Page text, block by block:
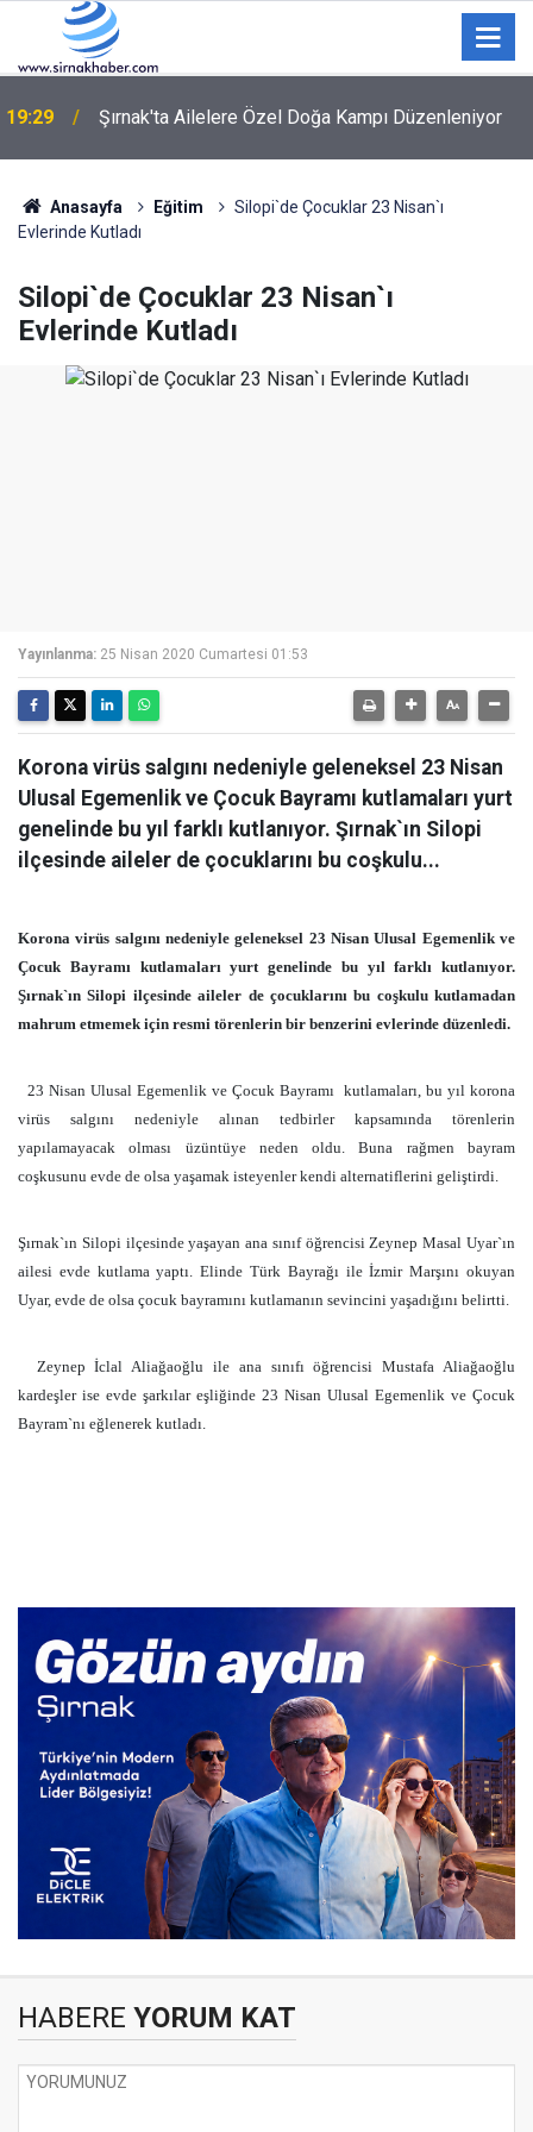
19:29 Şırnak'ta Ailelere Özel Doğa Kampı Düzenleniyor
19:08
Uzmanlardan öğrencilere uyarı: "Tercihleri son güne
bırakmayın"
Anasayfa Eğitim
Silopi`de Çocuklar 23 Nisan`ı
Evlerinde Kutladı
Silopi`de Çocuklar 23 Nisan`ı
Evlerinde Kutladı
Yayınlanma: 25 Nisan 2020 Cumartesi 01:53
Korona virüs salgını nedeniyle geleneksel 23 Nisan
Ulusal Egemenlik ve Çocuk Bayramı kutlamaları yurt
genelinde bu yıl farklı kutlanıyor. Şırnak`ın Silopi
ilçesinde aileler de çocuklarını bu coşkulu...
Korona virüs salgını nedeniyle geleneksel 23 Nisan Ulusal Egemenlik ve
Çocuk Bayramı kutlamaları yurt genelinde bu yıl farklı kutlanıyor.
Şırnak`ın Silopi ilçesinde aileler de çocuklarını bu coşkulu kutlamadan
mahrum etmemek için resmi törenlerin bir benzerini evlerinde düzenledi.
23 Nisan Ulusal Egemenlik ve Çocuk Bayramı kutlamaları, bu yıl korona
virüs salgını nedeniyle alınan tedbirler kapsamında törenlerin
yapılamayacak olması üzüntüye neden oldu. Buna rağmen bayram
coşkusunu evde de olsa yaşamak isteyenler kendi alternatiflerini geliştirdi.
Şırnak`ın Silopi ilçesinde yaşayan ana sınıf öğrencisi Zeynep Masal Uyar`ın
ailesi evde kutlama yaptı. Elinde Türk Bayrağı ile İzmir Marşını okuyan
Uyar, evde de olsa çocuk bayramını kutlamanın sevincini yaşadığını belirtti.
Zeynep İclal Aliağaoğlu ile ana sınıfı öğrencisi Mustafa Aliağaoğlu
kardeşler ise evde şarkılar eşliğinde 23 Nisan Ulusal Egemenlik ve Çocuk
Bayram`nı eğlenerek kutladı.
HABERE YORUM KAT